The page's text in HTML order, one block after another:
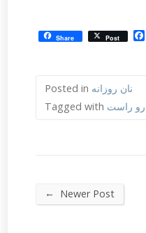
Share Post
Posted in نان روزانه
Tagged with
← Newer Post